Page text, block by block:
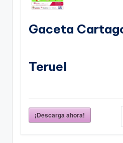
Gaceta
Teruel
¡Descarga ahora!